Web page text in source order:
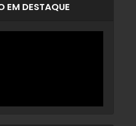
EM DESTAQUE